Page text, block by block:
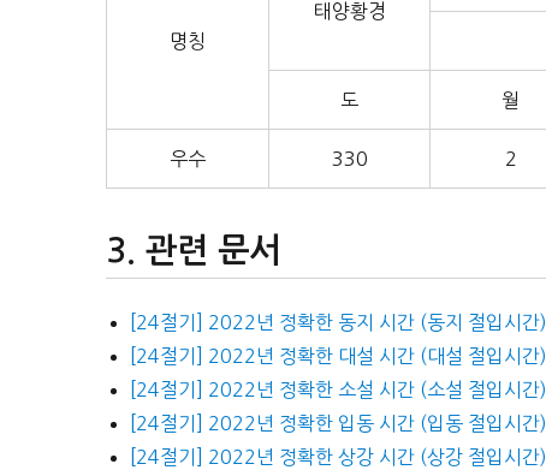
명칭
태양황경
도 월
우수 330 2
관련 문서
[24절기] 2022년 정확한 동지 시간 (동지 절입시간)
[24절기] 2022년 정확한 대설 시간 (대설 절입시간)
[24절기] 2022년 정확한 소설 시간 (소설 절입시간)
[24절기] 2022년 정확한 입동 시간 (입동 절입시간)
[24절기] 2022년 정확한 상강 시간 (상강 절입시간)